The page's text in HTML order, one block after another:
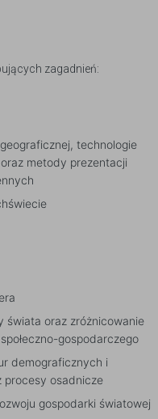
zagadnień:
technologie
metody prezentacji
świata oraz zróżnicowanie
gospodarczego
demograficznych i
procesy osadnicze
gospodarki światowej